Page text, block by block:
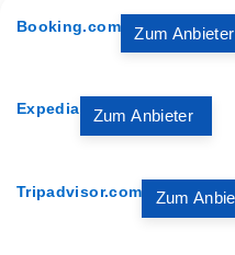
Booking.com Zum Anbieter
Expedia Zum Anbieter
Tripadvisor.com Zum